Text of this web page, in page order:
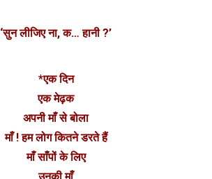
‘सुन लीजिए ना, क… हानी ?’
*एक दिन
एक मेढ़क
अपनी माँ से बोला
माँ ! हम लोग कितने डरते हैं
माँ साँपों के लिए